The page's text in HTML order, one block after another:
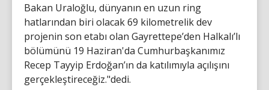
Bakan Uraloğlu, dünyanın en uzun ring
hatlarından biri olacak 69 kilometrelik dev
projenin son etabı olan Gayrettepe’den Halkalı’lı
bölümünü 19 Haziran'da Cumhurbaşkanımız
Recep Tayyip Erdoğan’ın da katılımıyla açılışını
gerçekleştireceğiz."dedi.